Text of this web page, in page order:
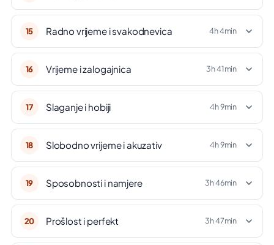
15 Radno vrijeme i svakodnevica 4h 4min
16 Vrijeme i zalogajnica 3h 41min
17 Slaganje i hobiji 4h 9min
18 Slobodno vrijeme i akuzativ 4h 9min
19 Sposobnosti i namjere 3h 46min
20 Prošlost i perfekt 3h 47min